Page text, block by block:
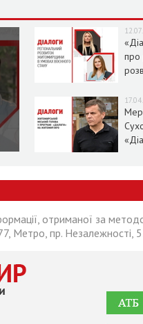
про
Мер
отриманої за
Метро, пр. Незалежності,